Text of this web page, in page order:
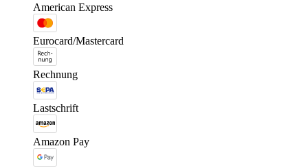
American Express
Eurocard/Mastercard
Rechnung
Lastschrift
Amazon Pay